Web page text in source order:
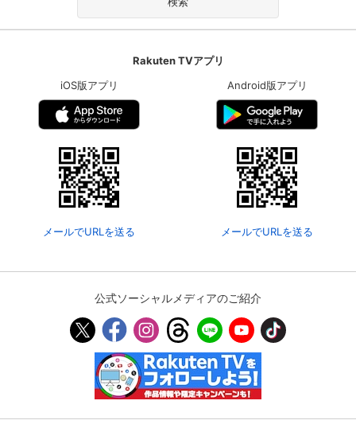
Rakuten TVアプリ
iOS版アプリ
メールでURLを送る
Android版アプリ
メールでURLを送る
公式ソーシャルメディアのご紹介